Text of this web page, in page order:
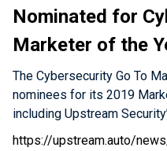
Nominated for
Marketer of the
The Cybersecurity Go To
nominees for its 2019
including Upstream
https://upstream.auto/